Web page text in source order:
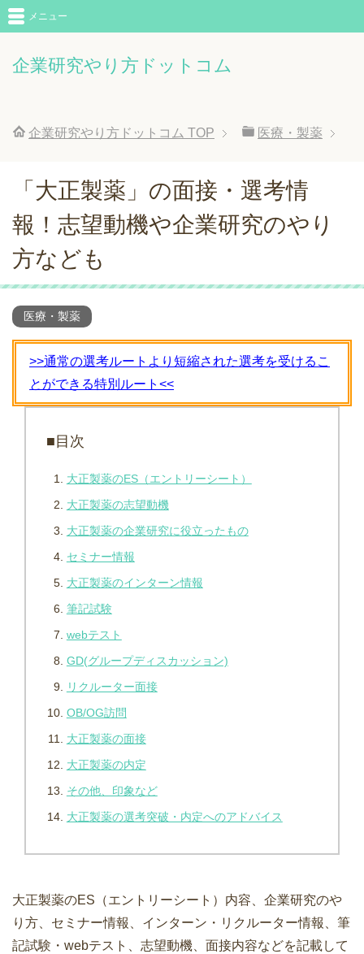
企業研究やり方ドットコム
メニュー
企業研究やり方ドットコム TOP 医療・製薬
「大正製薬」の面接・選考情
報！志望動機や企業研究のやり
方なども
医療・製薬
>>通常の選考ルートより短縮された選考を受けるこ
とができる特別ルート<<
■目次
大正製薬のES（エントリーシート）
大正製薬の志望動機
大正製薬の企業研究に役立ったもの
セミナー情報
大正製薬のインターン情報
筆記試験
webテスト
GD(グループディスカッション)
リクルーター面接
OB/OG訪問
大正製薬の面接
大正製薬の内定
その他、印象など
大正製薬の選考突破・内定へのアドバイス
大正製薬のES（エントリーシート）内容、企業研究のや
り方、セミナー情報、インターン・リクルーター情報、筆
記試験・webテスト、志望動機、面接内容などを記載して